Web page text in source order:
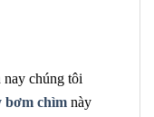
nay chúng tôi
bơm chìm này